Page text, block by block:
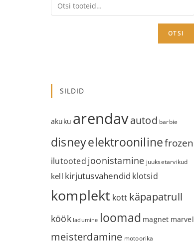
OTSI
SILDID
akuku arendavautod barbie
disneyelektroonilinefrozen
ilutooted joonistamine juuksetarvikud
kell kirjutusvahendid klotsid
komplekt kott käpapatrull
köök ladumine loomad magnet marvel
meisterdamine motoorika